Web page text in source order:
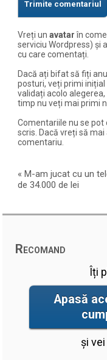
Vreți unavatarîn
serviciu Wordpress) și
cu care comentați.
Dacă ați bifat să fiți
posturi, veți primi
validați acolo
timp nu veți mai primi
Comentariile nu se pot
scris. Dacă vreți să
comentariu.
«M-am jucat cu un
de 34.000 de lei
Recomand
Îți
Apasă
și